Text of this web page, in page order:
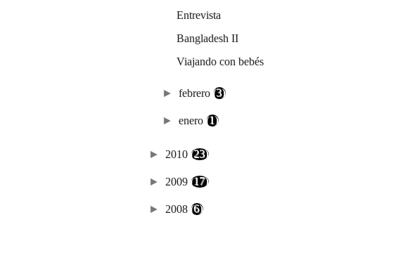
Entrevista
Bangladesh II
Viajando con bebés
►febrero(3)
►enero(1)
► 2010 (23)
► 2009 (17)
► 2008 (6)